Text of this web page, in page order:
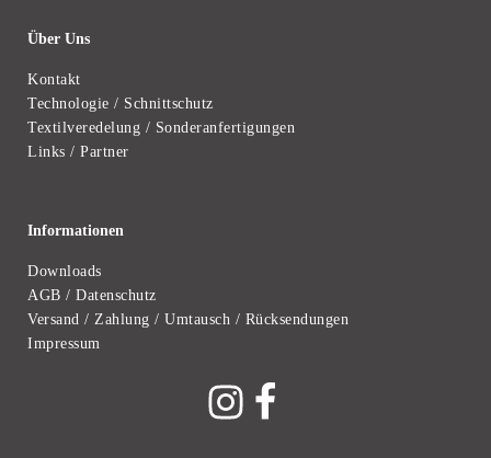
Über Uns
Kontakt
Technologie / Schnittschutz
Textilveredelung / Sonderanfertigungen
Links / Partner
Informationen
Downloads
AGB / Datenschutz
Versand / Zahlung / Umtausch / Rücksendungen
Impressum